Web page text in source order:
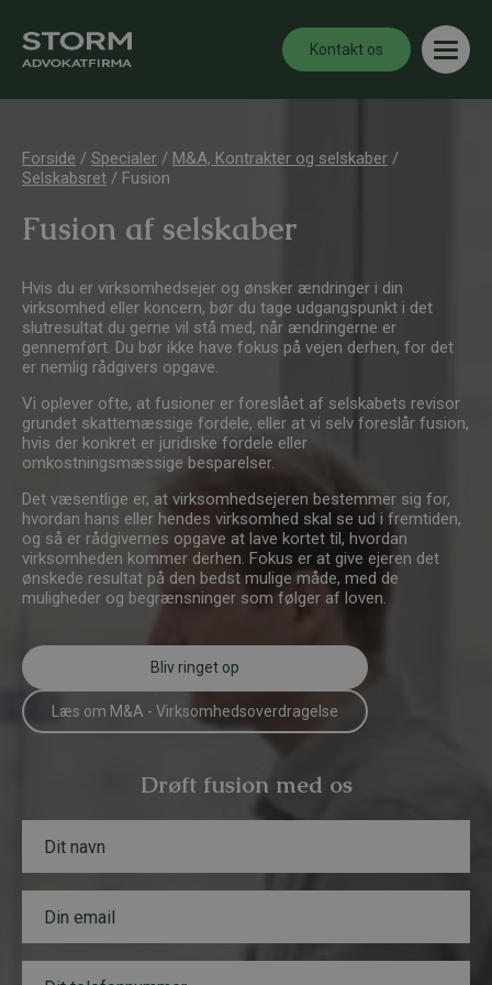
Kontakt os
Forside / Specialer / M&A, Kontrakter og selskaber /
Selskabsret / Fusion
Fusion af selskaber
Hvis du er virksomhedsejer og ønsker ændringer i din
virksomhed eller koncern, bør du tage udgangspunkt i det
slutresultat du gerne vil stå med, når ændringerne er
gennemført. Du bør ikke have fokus på vejen derhen, for det
er nemlig rådgivers opgave.
Vi oplever ofte, at fusioner er foreslået af selskabets revisor
grundet skattemæssige fordele, eller at vi selv foreslår fusion,
hvis der konkret er juridiske fordele eller
omkostningsmæssige besparelser.
Det væsentlige er, at virksomhedsejeren bestemmer sig for,
hvordan hans eller hendes virksomhed skal se ud i fremtiden,
og så er rådgivernes opgave at lave kortet til, hvordan
virksomheden kommer derhen. Fokus er at give ejeren det
ønskede resultat på den bedst mulige måde, med de
muligheder og begrænsninger som følger af loven.
Bliv ringet op
Læs om M&A - Virksomhedsoverdragelse
Drøft fusion med os
v
n
a
i